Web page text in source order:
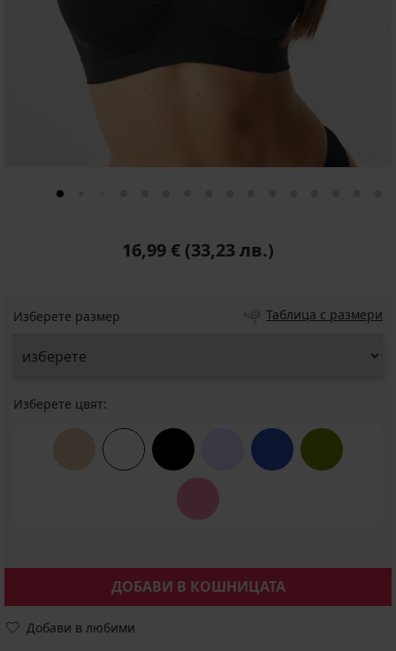
16,99 € (33,23 лв.)
Изберете размер Таблица с размери
Изберете цвят:
ДОБАВИ В КОШНИЦАТА
Добави в любими